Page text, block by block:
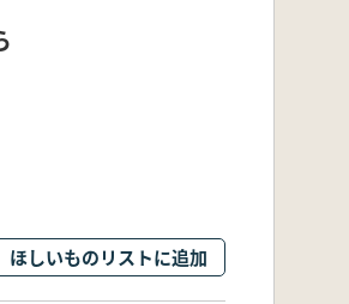
ほしいものリストに追加